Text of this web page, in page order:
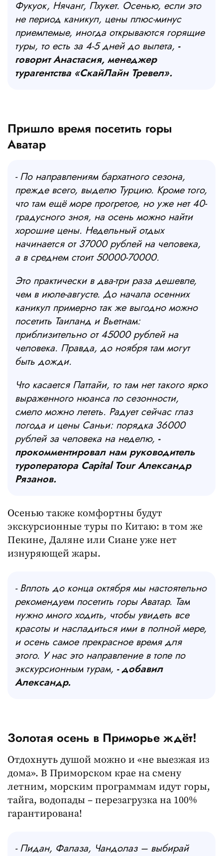
Фукуок, Нячанг, Пхукет. Осенью, если это
не период каникул, цены плюс-минус
приемлемые, иногда открываются горящие
туры, то есть за 4-5 дней до вылета, -
говорит Анастасия, менеджер
турагентства «СкайЛайн Тревел».
Пришло время посетить горы
Аватар
- По направлениям бархатного сезона,
прежде всего, выделю Турцию. Кроме того,
что там ещё море прогретое, но уже нет 40-
градусного зноя, на осень можно найти
хорошие цены. Недельный отдых
начинается от 37000 рублей на человека,
а в среднем стоит 50000-70000.
Это практически в два-три раза дешевле,
чем в июле-августе. До начала осенних
каникул примерно так же выгодно можно
посетить Таиланд и Вьетнам:
приблизительно от 45000 рублей на
человека. Правда, до ноября там могут
быть дожди.
Что касается Паттайи, то там нет такого ярко
выраженного нюанса по сезонности,
смело можно лететь. Радует сейчас глаз
погода и цены Саньи: порядка 36000
рублей за человека на неделю, -
прокомментировал нам руководитель
туроператора Capital Tour Александр
Рязанов.
Осенью также комфортны будут
экскурсионные туры по Китаю: в том же
Пекине, Даляне или Сиане уже нет
изнуряющей жары.
- Вплоть до конца октября мы настоятельно
рекомендуем посетить горы Аватар. Там
нужно много ходить, чтобы увидеть все
красоты и насладиться ими в полной мере,
и осень самое прекрасное время для
этого. У нас это направление в топе по
экскурсионным турам, - добавил
Александр.
Золотая осень в Приморье ждёт!
Отдохнуть душой можно и «не выезжая из
дома». В Приморском крае на смену
летним, морским программам идут горы,
тайга, водопады – перезагрузка на 100%
гарантирована!
- Пидан, Фалаза, Чандолаз – выбирай